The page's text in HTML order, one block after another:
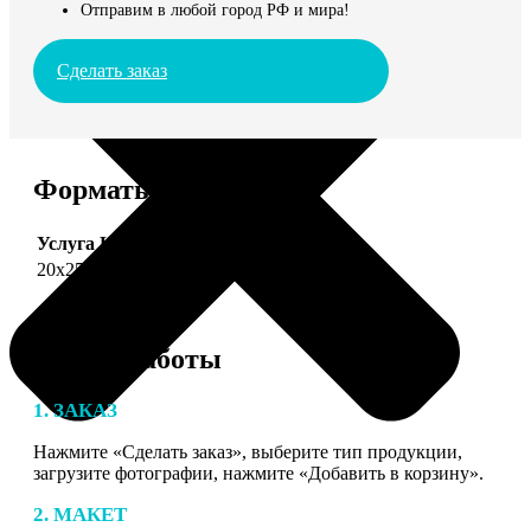
Отправим в любой город РФ и мира!
Сделать заказ
Форматы и цены
Услуга Цена, руб.
20х25
Этапы работы
1. ЗАКАЗ
Нажмите «Сделать заказ», выберите тип продукции,
загрузите фотографии, нажмите «Добавить в корзину».
2. МАКЕТ